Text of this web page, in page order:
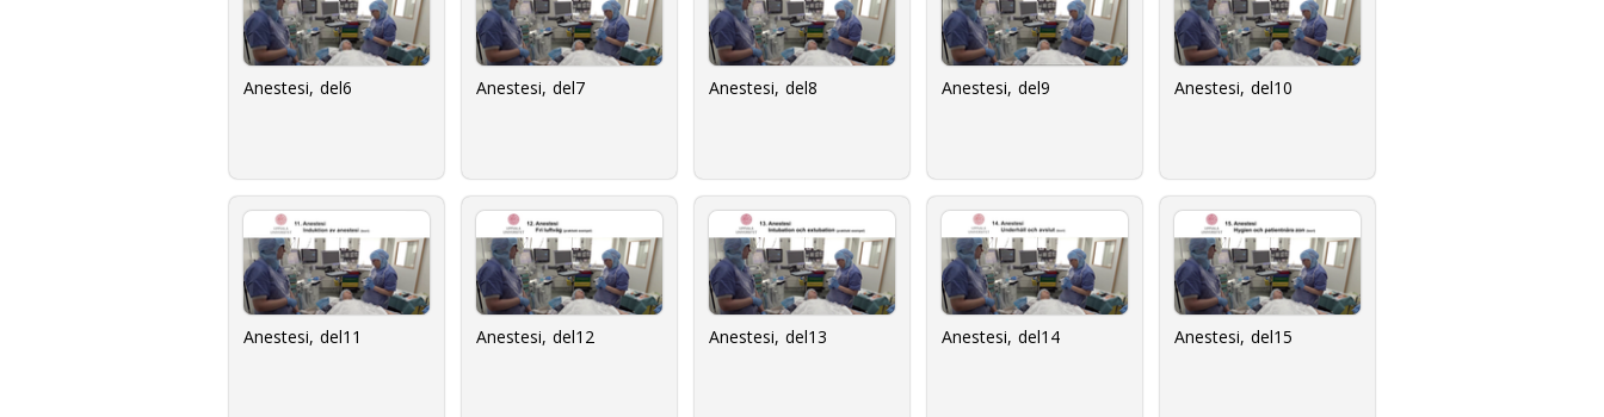
Anestesi, del6 Anestesi, del7 Anestesi, del8 Anestesi, del9 Anestesi, del10
Anestesi, del11 Anestesi, del12 Anestesi, del13 Anestesi, del14 Anestesi, del15